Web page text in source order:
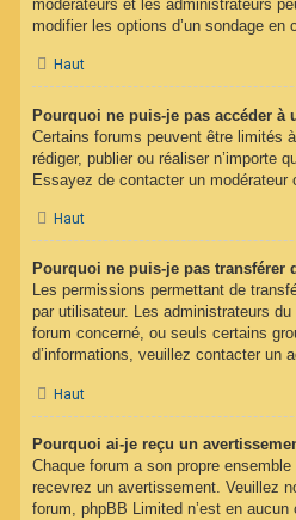
modérateurs et les administrateurs
modifier les options d’un sondage en
Haut
Pourquoi ne puis-je pas accéder à
Certains forums peuvent être limités
rédiger, publier ou réaliser n’importe
Essayez de contacter un
Haut
Pourquoi ne puis-je pas transférer
Les permissions permettant de
par utilisateur. Les administrateurs
forum concerné, ou seuls certains
d’informations, veuillez contacter un
Haut
Pourquoi ai-je reçu un
Chaque forum a son propre
recevrez un avertissement. Veuillez
forum, phpBB Limited n’est en